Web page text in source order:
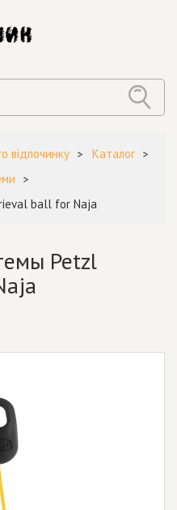
відпочинку
Каталог
ball for Naja
Petzl